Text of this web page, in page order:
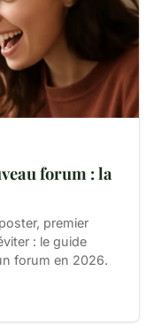
forum : la
premier
: le guide
forum en 2026.